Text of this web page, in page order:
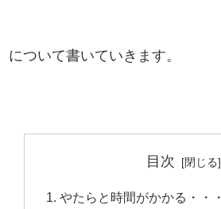
ついて書いていきます。
目次
やたらと時間がかかる・・・